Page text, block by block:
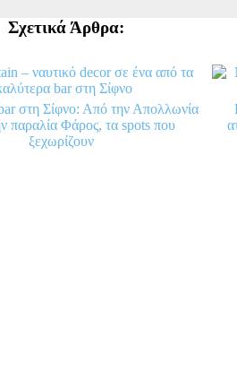
Σχετικά Άρθρα:
στη Σίφνο: Από την Απολλωνία
παραλία Φάρος, τα spots που
ξεχωρίζουν